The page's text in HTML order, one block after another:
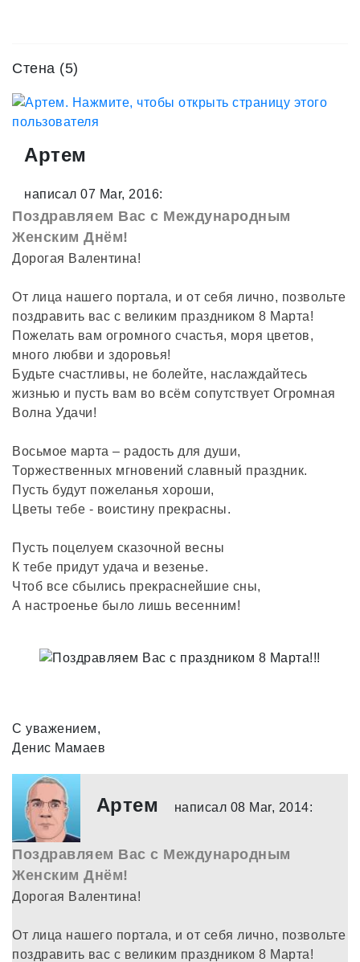
Стена (5)
Артем
написал 07 Mar, 2016:
Поздравляем Вас с Международным
Женским Днём!
Дорогая Валентина!
От лица нашего портала, и от себя лично, позвольте
поздравить вас с великим праздником 8 Марта!
Пожелать вам огромного счастья, моря цветов,
много любви и здоровья!
Будьте счастливы, не болейте, наслаждайтесь
жизнью и пусть вам во всём сопутствует Огромная
Волна Удачи!
Восьмое марта – радость для души,
Торжественных мгновений славный праздник.
Пусть будут пожеланья хороши,
Цветы тебе - воистину прекрасны.
Пусть поцелуем сказочной весны
К тебе придут удача и везенье.
Чтоб все сбылись прекраснейшие сны,
А настроенье было лишь весенним!
С уважением,
Денис Мамаев
Артем написал 08 Mar, 2014:
Поздравляем Вас с Международным
Женским Днём!
Дорогая Валентина!
От лица нашего портала, и от себя лично, позвольте
поздравить вас с великим праздником 8 Марта!